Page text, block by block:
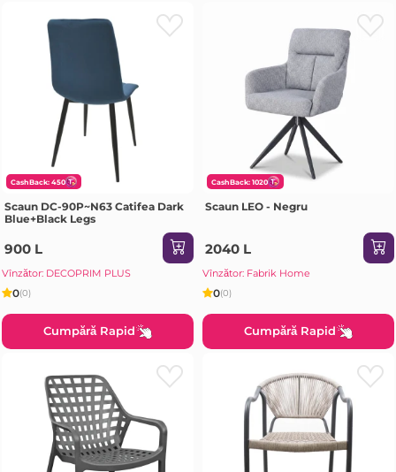
CashBack: 450
Scaun DC-90P~N63 Catifea Dark
Blue+Black Legs
900 L
Vînzător: DECOPRIM PLUS
0(0)
Cumpără Rapid
CashBack: 1020
Scaun LEO - Negru
2040 L
Vînzător: Fabrik Home
0(0)
Cumpără Rapid